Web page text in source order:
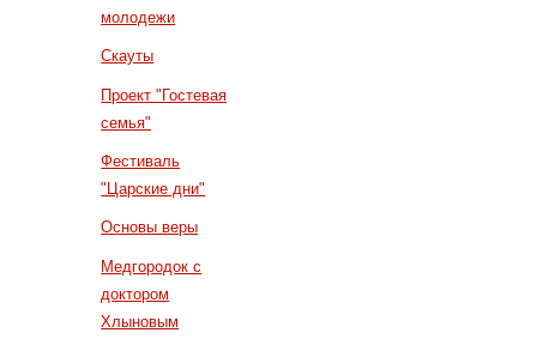
молодежи
Скауты
Проект "Гостевая
семья"
Фестиваль
"Царские дни"
Основы веры
Медгородок с
доктором
Хлыновым